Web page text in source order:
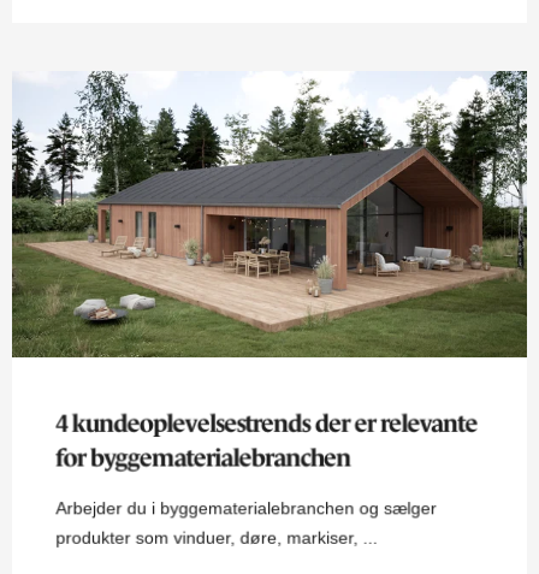
4 kundeoplevelsestrends der er relevante
for byggematerialebranchen
Arbejder du i byggematerialebranchen og sælger
produkter som vinduer, døre, markiser, ...